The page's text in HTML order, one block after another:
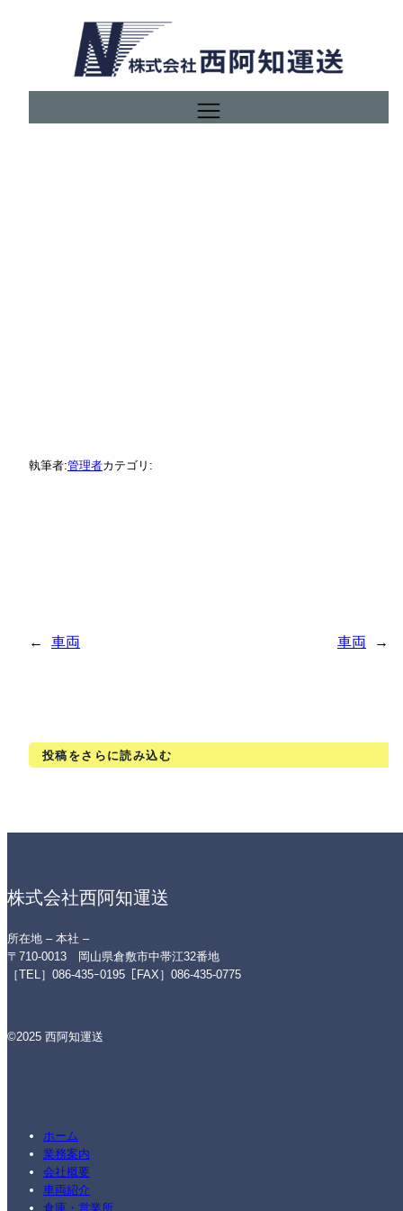
執筆者:管理者カテゴリ:
← 車両 車両 →
投稿をさらに読み込む
株式会社西阿知運送
所在地 – 本社 –
〒710-0013 岡山県倉敷市中帯江32番地
［TEL］086-435ｰ0195［FAX］086-435-0775
©2025 西阿知運送
ホーム
業務案内
会社概要
車両紹介
倉庫・営業所